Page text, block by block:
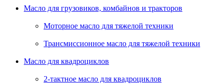
Масло для грузовиков, комбайнов и тракторов
Моторное масло для тяжелой техники
Трансмиссионное масло для тяжелой техники
Масло для квадроциклов
2-тактное масло для квадроциклов